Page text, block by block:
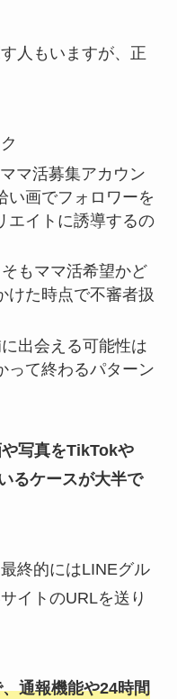
人もいますが、正
マ活募集アカウン
い画でフォロワーを
エイトに誘導するの
もママ活希望かど
けた時点で不審者扱
出会える可能性は
って終わるパターン
写真をTikTokや
るケースが大半で
終的にはLINEグル
イトのURLを送り
通報機能や24時間